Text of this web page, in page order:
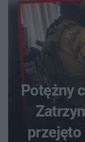
Potężny
Zatrzymano